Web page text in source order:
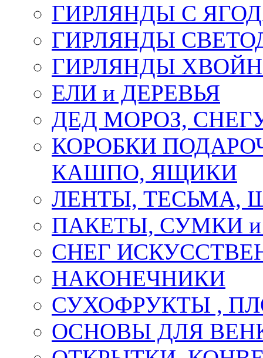
ГИРЛЯНДЫ С
ГИРЛЯНДЫ
ГИРЛЯНДЫ
ЕЛИ и ДЕРЕВЬЯ
ДЕД МОРОЗ,
КОРОБКИ
КАШПО, ЯЩИКИ
ЛЕНТЫ, ТЕСЬМА,
ПАКЕТЫ, СУМКИ
СНЕГ
НАКОНЕЧНИКИ
СУХОФРУКТЫ ,
ОСНОВЫ ДЛЯ